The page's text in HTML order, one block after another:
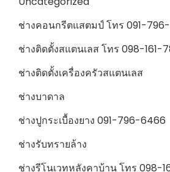
ช่างคอนกรีตแสตมป์ โทร 091-
ช่างติดตั้งสแตนเลส โทร 098-161-
ช่างติดตั้งเครื่องครัวสแตนเลส
ช่างบาดาล
ช่างปูกระเบื้องยาง 091-796-6466
ช่างรับทรายล้าง
ช่างรีโนเวทหลังคาบ้าน โทร 098-